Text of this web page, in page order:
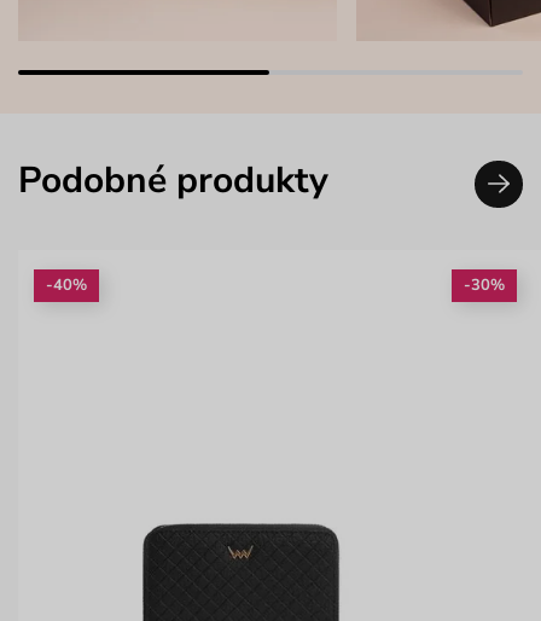
Podobné produkty
-40% -30%